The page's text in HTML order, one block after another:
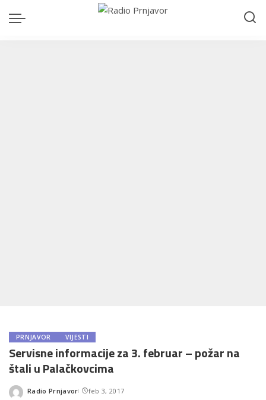
PRNJAVOR VIJESTI
Servisne informacije za 3. februar – požar na
štali u Palačkovcima
Posted
Radio Prnjavor feb 3, 2017